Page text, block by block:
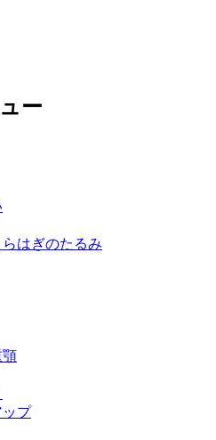
ー
はぎのたるみ
顎
プ